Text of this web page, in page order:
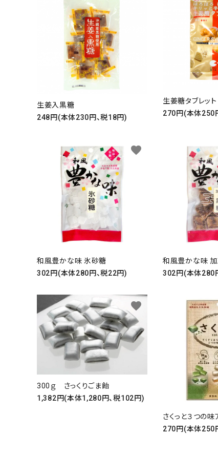
生姜入黒糖
248円(本体230円、税18円)
生姜糖タブレット
270円(本体250
和風豊かな味 氷砂糖
302円(本体280円、税22円)
favorite
和風豊かな味
302円(本体280
300ｇ さっくりごま飴
1,382円(本体1,280円、税102円)
favorite
さくっと３つの味
270円(本体250
キ
カ